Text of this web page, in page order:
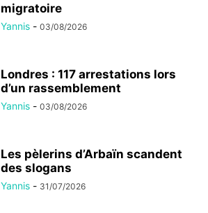
migratoire
Yannis - 03/08/2026
Londres : 117 arrestations lors
d’un rassemblement
Yannis - 03/08/2026
Les pèlerins d’Arbaïn scandent
des slogans
Yannis - 31/07/2026